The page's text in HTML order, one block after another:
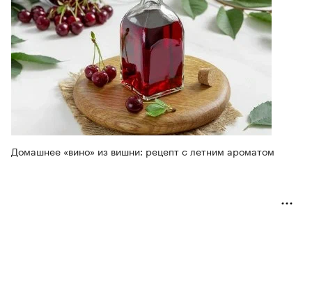
Домашнее «вино» из вишни: рецепт с летним ароматом